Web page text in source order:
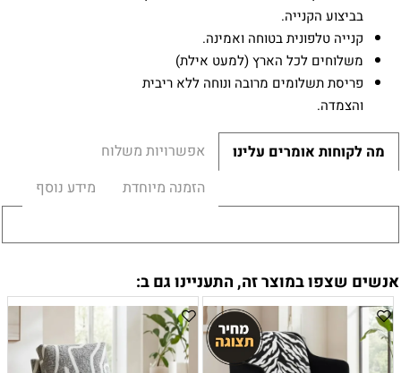
בביצוע הקנייה.
קנייה טלפונית בטוחה ואמינה.
משלוחים לכל הארץ (למעט אילת)
פריסת תשלומים מרובה ונוחה ללא ריבית
והצמדה.
מה לקוחות אומרים עלינו
אפשרויות משלוח
הזמנה מיוחדת
מידע נוסף
אנשים שצפו במוצר זה, התעניינו גם ב: